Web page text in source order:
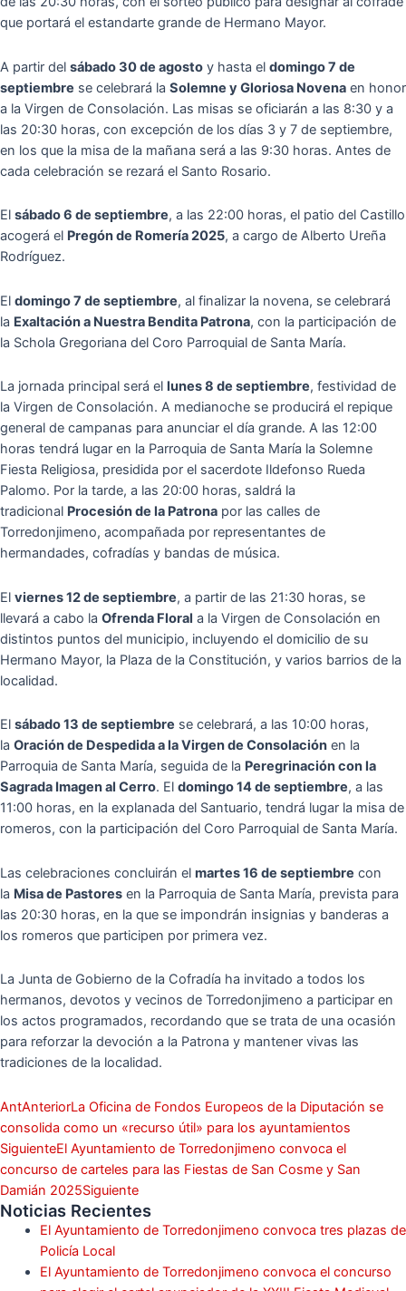
que portará el estandarte grande de Hermano Mayor.
A partir del sábado 30 de agosto y hasta el domingo 7 de
septiembre se celebrará la Solemne y Gloriosa Novena en honor
a la Virgen de Consolación. Las misas se oficiarán a las 8:30 y a
las 20:30 horas, con excepción de los días 3 y 7 de septiembre,
en los que la misa de la mañana será a las 9:30 horas. Antes de
cada celebración se rezará el Santo Rosario.
El sábado 6 de septiembre, a las 22:00 horas, el patio del Castillo
acogerá el Pregón de Romería 2025, a cargo de Alberto Ureña
Rodríguez.
El domingo 7 de septiembre, al finalizar la novena, se celebrará
la Exaltación a Nuestra Bendita Patrona, con la participación de
la Schola Gregoriana del Coro Parroquial de Santa María.
La jornada principal será el lunes 8 de septiembre, festividad de
la Virgen de Consolación. A medianoche se producirá el repique
general de campanas para anunciar el día grande. A las 12:00
horas tendrá lugar en la Parroquia de Santa María la Solemne
Fiesta Religiosa, presidida por el sacerdote Ildefonso Rueda
Palomo. Por la tarde, a las 20:00 horas, saldrá la
tradicional Procesión de la Patrona por las calles de
Torredonjimeno, acompañada por representantes de
hermandades, cofradías y bandas de música.
El viernes 12 de septiembre, a partir de las 21:30 horas, se
llevará a cabo la Ofrenda Floral a la Virgen de Consolación en
distintos puntos del municipio, incluyendo el domicilio de su
Hermano Mayor, la Plaza de la Constitución, y varios barrios de la
localidad.
El sábado 13 de septiembre se celebrará, a las 10:00 horas,
la Oración de Despedida a la Virgen de Consolación en la
Parroquia de Santa María, seguida de la Peregrinación con la
Sagrada Imagen al Cerro. El domingo 14 de septiembre, a las
11:00 horas, en la explanada del Santuario, tendrá lugar la misa de
romeros, con la participación del Coro Parroquial de Santa María.
Las celebraciones concluirán el martes 16 de septiembre con
la Misa de Pastores en la Parroquia de Santa María, prevista para
las 20:30 horas, en la que se impondrán insignias y banderas a
los romeros que participen por primera vez.
La Junta de Gobierno de la Cofradía ha invitado a todos los
hermanos, devotos y vecinos de Torredonjimeno a participar en
los actos programados, recordando que se trata de una ocasión
para reforzar la devoción a la Patrona y mantener vivas las
tradiciones de la localidad.
AntAnteriorLa Oficina de Fondos Europeos de la Diputación se
consolida como un «recurso útil» para los ayuntamientos
SiguienteEl Ayuntamiento de Torredonjimeno convoca el
concurso de carteles para las Fiestas de San Cosme y San
Damián 2025Siguiente
Noticias Recientes
El Ayuntamiento de Torredonjimeno convoca tres plazas de
Policía Local
El Ayuntamiento de Torredonjimeno convoca el concurso